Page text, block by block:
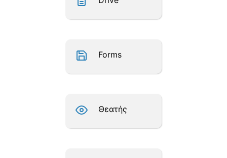
Forms
Θεατής